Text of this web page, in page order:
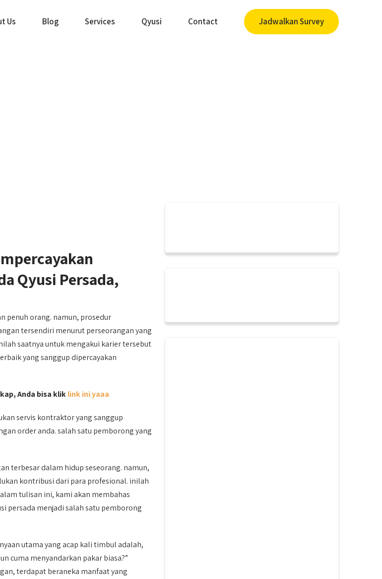
Us Blog Services Qyusi Contact Jadwalkan Survey
Qyusi Persada,
penuh orang. namun, prosedur
tersendiri menurut perseorangan yang
saatnya untuk mengakui karier tersebut
yang sanggup dipercayakan
Anda bisa kliklink ini yaaa
servis kontraktor yang sanggup
order anda. salah satu pemborong yang
terbesar dalam hidup seseorang. namun,
kontribusi dari para profesional. inilah
tulisan ini, kami akan membahas
persada menjadi salah satu pemborong
utama yang acap kali timbul adalah,
cuma menyandarkan pakar biasa?”
terdapat beraneka manfaat yang